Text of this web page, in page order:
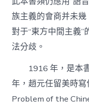
族主義的會商并未
對于“東方中間主義
法分歧。
1916 年，是本
年，趙元任留美時
Problem of the